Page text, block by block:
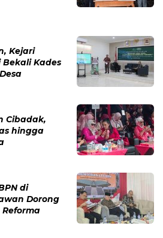
Kejari
Kades
Cibadak,
hingga
di
Dorong
Reforma